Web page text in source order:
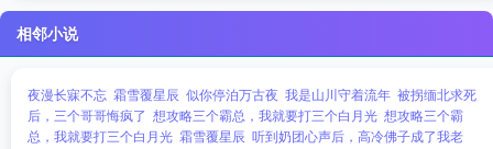
相邻小说
夜漫长寐不忘 霜雪覆星辰 似你停泊万古夜 我是山川守着流年 被拐缅北求死
后，三个哥哥悔疯了 想攻略三个霸总，我就要打三个白月光 想攻略三个霸
总，我就要打三个白月光 霜雪覆星辰 听到奶团心声后，高冷佛子成了我老